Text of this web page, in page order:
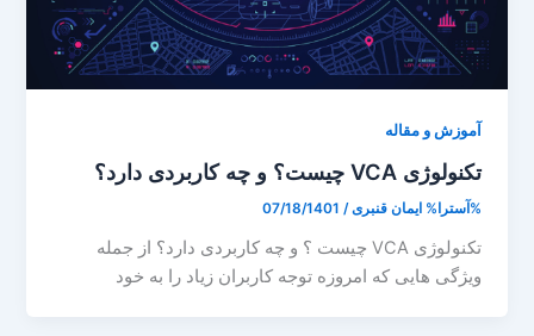
آموزش و مقاله
تکنولوژی VCA چیست؟ و چه کاربردی دارد؟
%آسترا% ایمان قنبری/
07/18/1401
تکنولوژی VCA چیست ؟ و چه کاربردی دارد؟ از جمله
ویژگی هایی که امروزه توجه کاربران زیاد را به خود